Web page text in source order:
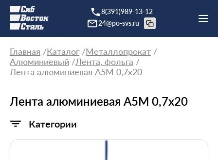
8(391)989-13-12
24@po-svs.ru
Главная Каталог
Металлопрокат
Алюминиевый
Лента, фольга
Лента алюминиевая А5М 0,7х20
Лента алюминиевая А5М 0,7х20
Категории